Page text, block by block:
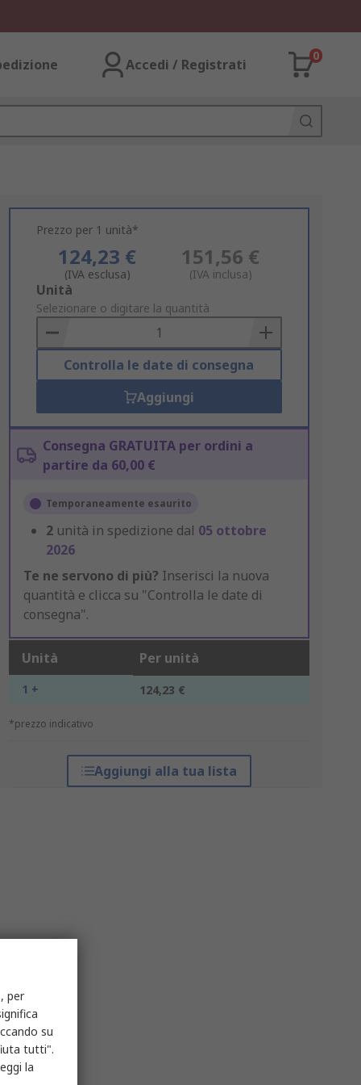
Accedi / Registrati
0
Prezzo per 1 unità*
124,23 €
(IVA esclusa)
151,56 €
(IVA inclusa)
Add
to
Basket
Unità
Selezionare o digitare la quantità
Controlla le date di consegna
Aggiungi
Consegna GRATUITA per ordini a
partire da 60,00 €
Temporaneamente esaurito
2 unità in spedizione dal 05 ottobre
2026
Te ne servono di più? Inserisci la nuova
quantità e clicca su "Controlla le date di
consegna".
Unità Per unità
1 + 124,23 €
*prezzo indicativo
Aggiungi alla tua lista
per
su
tutti".
la